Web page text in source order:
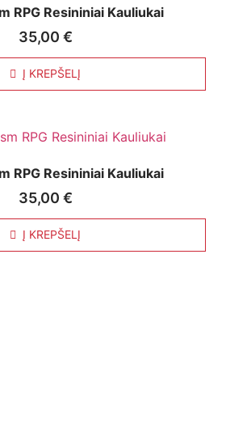
RPG Resininiai Kauliukai
35,00 €
Į KREPŠELĮ
RPG Resininiai Kauliukai
35,00 €
Į KREPŠELĮ